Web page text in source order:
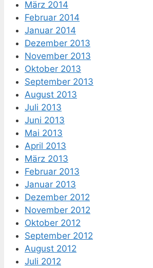
März 2014
Februar 2014
Januar 2014
Dezember 2013
November 2013
Oktober 2013
September 2013
August 2013
Juli 2013
Juni 2013
Mai 2013
April 2013
März 2013
Februar 2013
Januar 2013
Dezember 2012
November 2012
Oktober 2012
September 2012
August 2012
Juli 2012